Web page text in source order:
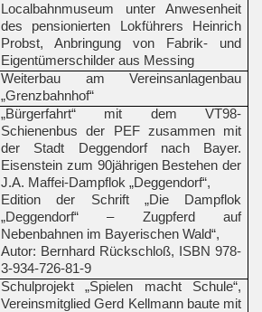
Localbahnmuseum unter Anwesenheit
des pensionierten Lokführers Heinrich
Probst, Anbringung von Fabrik- und
Eigentümerschilder aus Messing
Weiterbau am Vereinsanlagenbau
„Grenzbahnhof“
„Bürgerfahrt“ mit dem VT98-
Schienenbus der PEF zusammen mit
der Stadt Deggendorf nach Bayer.
Eisenstein zum 90jährigen Bestehen der
J.A. Maffei-Dampflok „Deggendorf“,
Edition der Schrift „Die Dampflok
„Deggendorf“ – Zugpferd auf
Nebenbahnen im Bayerischen Wald“,
Autor: Bernhard Rückschloß, ISBN 978-
3-934-726-81-9
Schulprojekt „Spielen macht Schule“,
Vereinsmitglied Gerd Kellmann baute mit